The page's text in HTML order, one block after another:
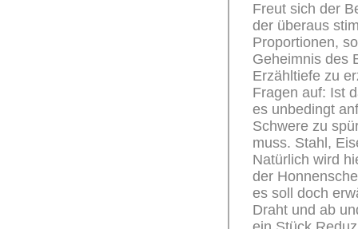
Freut sich der
der überaus
Proportionen,
Geheimnis des
Erzähltiefe zu
Fragen auf: Ist
es unbedingt
Schwere zu
muss. Stahl,
Natürlich wird
der
es soll doch
Draht und ab